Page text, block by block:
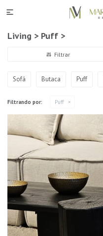

Living > Puff >
Sofá Butaca Puff
Filtrando por: Puff